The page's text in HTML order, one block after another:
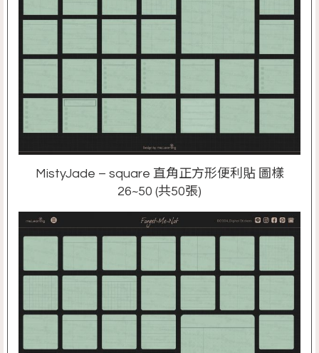
MistyJade – square 直角正方形便利貼 圖樣
26~50 (共50張)